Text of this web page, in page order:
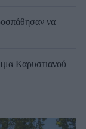
να
Καρυστιανού